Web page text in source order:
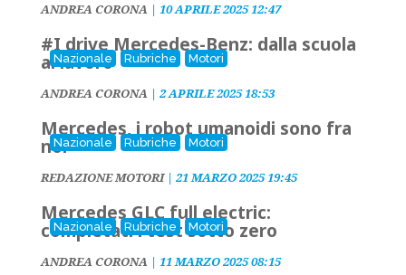
ANDREA CORONA| 10 APRILE 2025 12:47
Nazionale Rubriche Motori
#I drive Mercedes-Benz: dalla scuola
al lavoro
ANDREA CORONA| 2 APRILE 2025 18:53
Nazionale Rubriche Motori
Mercedes, i robot umanoidi sono fra
noi
REDAZIONE MOTORI| 21 MARZO 2025 19:45
Nazionale Rubriche Motori
Mercedes GLC full electric:
completati i test sotto zero
ANDREA CORONA| 11 MARZO 2025 08:15